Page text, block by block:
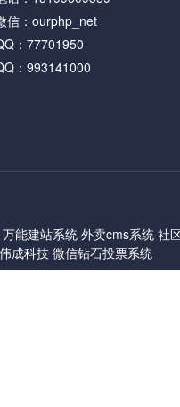
信：ourphp_net
：77701950
：993141000
万能建站系统 外卖cms系统 社
伟成科技 微信钻石投票系统